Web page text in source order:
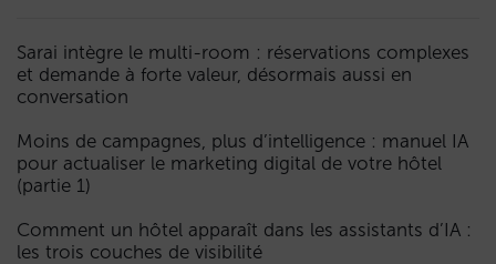
Sarai intègre le multi-room : réservations complexes
et demande à forte valeur, désormais aussi en
conversation
Moins de campagnes, plus d’intelligence : manuel IA
pour actualiser le marketing digital de votre hôtel
(partie 1)
Comment un hôtel apparaît dans les assistants d’IA :
les trois couches de visibilité